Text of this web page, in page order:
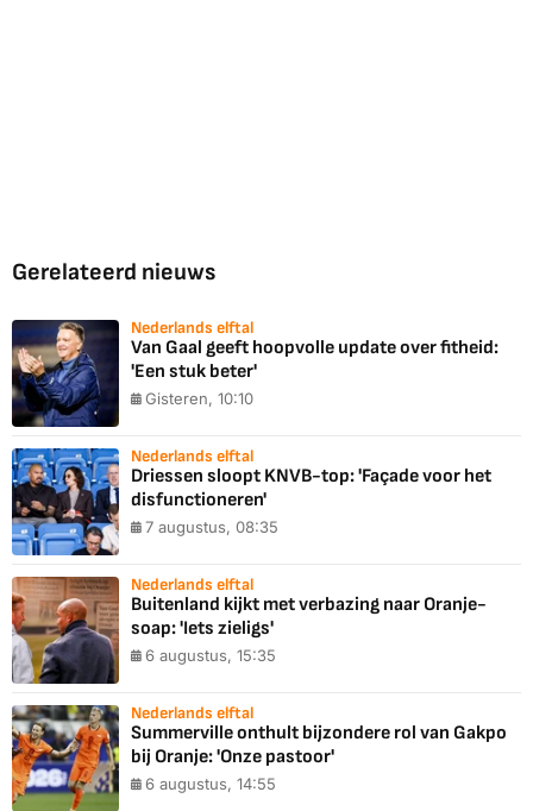
Gerelateerd nieuws
Nederlands elftal
Van Gaal geeft hoopvolle update over fitheid:
'Een stuk beter'
Gisteren, 10:10
Nederlands elftal
Driessen sloopt KNVB-top: 'Façade voor het
disfunctioneren'
7 augustus, 08:35
Nederlands elftal
Buitenland kijkt met verbazing naar Oranje-
soap: 'Iets zieligs'
6 augustus, 15:35
Nederlands elftal
Summerville onthult bijzondere rol van Gakpo
bij Oranje: 'Onze pastoor'
6 augustus, 14:55